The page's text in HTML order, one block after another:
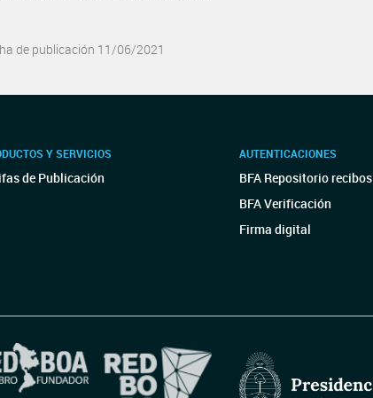
de publicación 11/06/2021
Y SERVICIOS
de Publicación
AUTENTICACIONES
BFA Repositorio recibos
BFA Verificación
Firma digital